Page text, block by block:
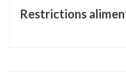
Restrictions